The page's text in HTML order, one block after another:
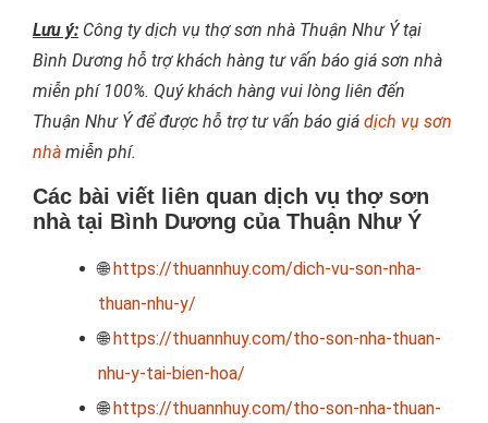
Lưu ý: Công ty dịch vụ thợ sơn nhà Thuận Như Ý tại
Bình Dương hỗ trợ khách hàng tư vấn báo giá sơn nhà
miễn phí 100%. Quý khách hàng vui lòng liên đến
Thuận Như Ý để được hỗ trợ tư vấn báo giá dịch vụ sơn
nhà miễn phí.
Các bài viết liên quan dịch vụ thợ sơn
nhà tại Bình Dương của Thuận Như Ý
🌐https://thuannhuy.com/dich-vu-son-nha-
thuan-nhu-y/
🌐https://thuannhuy.com/tho-son-nha-thuan-
nhu-y-tai-bien-hoa/
🌐https://thuannhuy.com/tho-son-nha-thuan-